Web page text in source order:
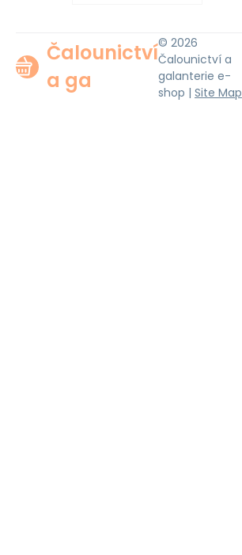
Čalounictví
a ga
© 2026
Čalounictví a
galanterie e-
shop | Site Map